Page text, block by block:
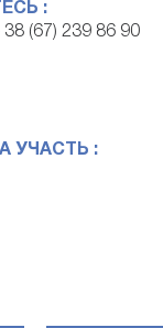
:
(67) 239 86 90
УЧАСТЬ :